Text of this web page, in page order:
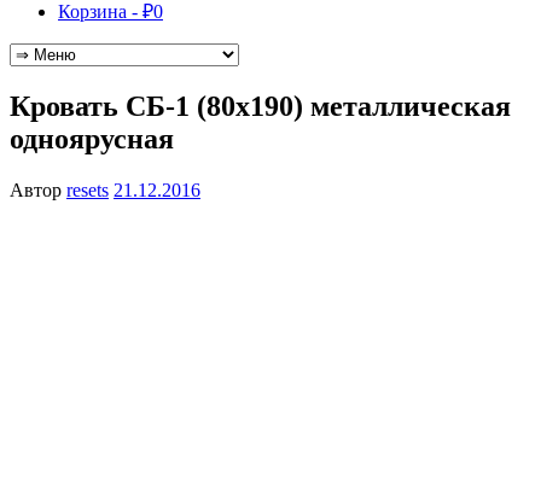
Корзина - ₽0
Кровать СБ-1 (80х190) металлическая
одноярусная
Автор resets 21.12.2016